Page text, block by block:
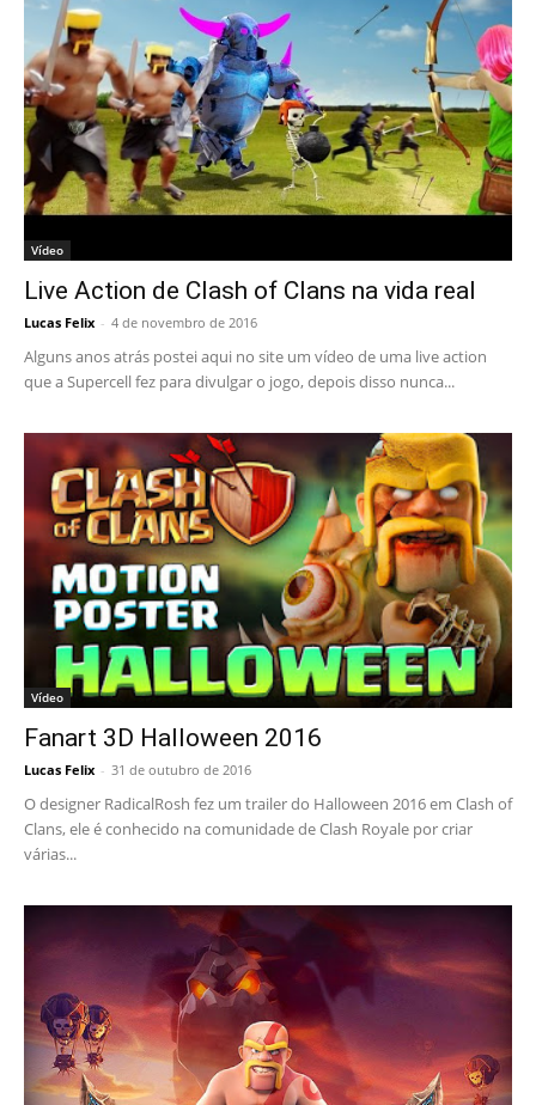
Vídeo
Live Action de Clash of Clans na vida real
Lucas Felix - 4 de novembro de 2016
Alguns anos atrás postei aqui no site um vídeo de uma live action
que a Supercell fez para divulgar o jogo, depois disso nunca...
Vídeo
Fanart 3D Halloween 2016
Lucas Felix - 31 de outubro de 2016
O designer RadicalRosh fez um trailer do Halloween 2016 em Clash of
Clans, ele é conhecido na comunidade de Clash Royale por criar
várias...